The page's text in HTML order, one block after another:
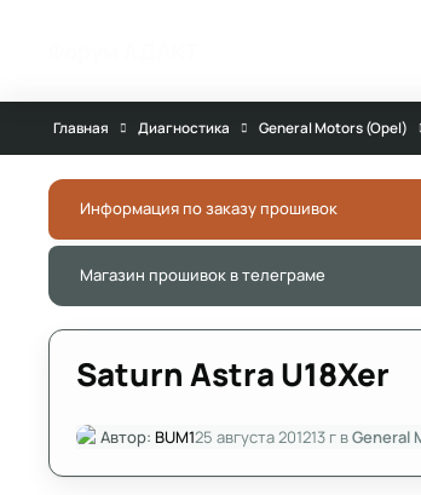
Главная Диагностика General Motors (Opel)
Информация по заказу прошивок
Магазин прошивок в телеграме
Saturn Astra U18Xer
Автор: BUM125 августа 201213 гвGeneral